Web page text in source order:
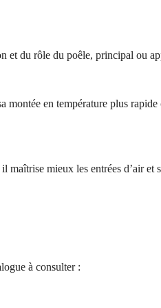
et du rôle du poêle, principal ou
en température plus
maîtrise mieux les entrées d’air et
à consulter :